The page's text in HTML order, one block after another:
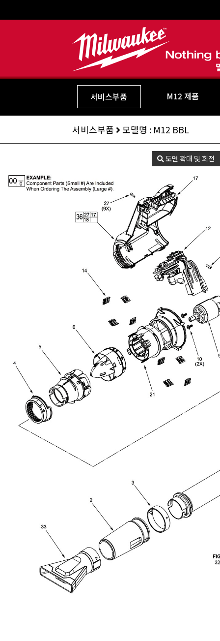
서비스부품 M12 제품
서비스부품 모델명 : M12 BBL
도면 확대 및 회전